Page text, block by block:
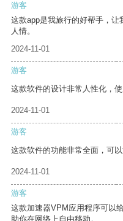
游客
这款app是我旅行的好帮手，
人情。
2024-11-01
游客
这款软件的设计非常人性化，使
2024-11-01
游客
这款软件的功能非常全面，可以
2024-11-01
游客
这款加速器VPM应用程序可以
助你在网络上自由移动。